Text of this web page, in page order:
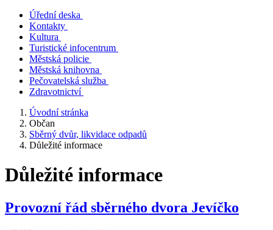
Úřední deska
Kontakty
Kultura
Turistické infocentrum
Městská policie
Městská knihovna
Pečovatelská služba
Zdravotnictví
Úvodní stránka
Občan
Sběrný dvůr, likvidace odpadů
Důležité informace
Důležité informace
Provozní řád sběrného dvora Jevíčko